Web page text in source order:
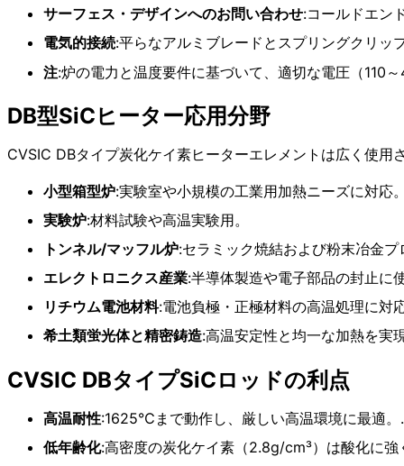
サーフェス・デザインへのお問い合わせ:コールドエン
電気的接続:平らなアルミブレードとスプリングクリッ
注:炉の電力と温度要件に基づいて、適切な電圧（110
DB型SiCヒーター応用分野
CVSIC DBタイプ炭化ケイ素ヒーターエレメントは広く使用
小型箱型炉:実験室や小規模の工業用加熱ニーズに対応
実験炉:材料試験や高温実験用。
トンネル/マッフル炉:セラミック焼結および粉末冶金
エレクトロニクス産業:半導体製造や電子部品の封止に
リチウム電池材料:電池負極・正極材料の高温処理に対
希土類蛍光体と精密鋳造:高温安定性と均一な加熱を実
CVSIC DBタイプSiCロッドの利点
高温耐性:1625℃まで動作し、厳しい高温環境に最適。.
低年齢化:高密度の炭化ケイ素（2.8g/cm³）は酸化に